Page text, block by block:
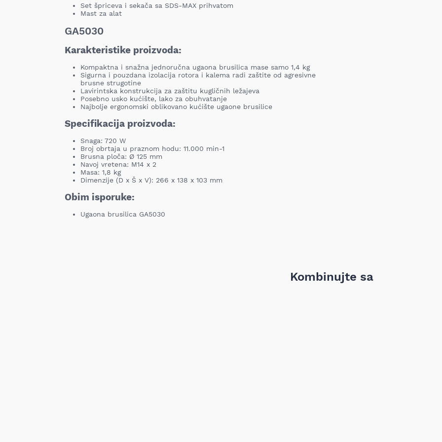
Set špriceva i sekača sa SDS-MAX prihvatom
Mast za alat
GA5030
Karakteristike proizvoda:
Kompaktna i snažna jednoručna ugaona brusilica mase samo 1,4 kg
Sigurna i pouzdana izolacija rotora i kalema radi zaštite od agresivne
brusne strugotine
Lavirintska konstrukcija za zaštitu kugličnih ležajeva
Posebno usko kućište, lako za obuhvatanje
Najbolje ergonomski oblikovano kućište ugaone brusilice
Specifikacija proizvoda:
Snaga: 720 W
Broj obrtaja u praznom hodu: 11.000 min-1
Brusna ploča: Ø 125 mm
Navoj vretena: M14 x 2
Masa: 1,8 kg
Dimenzije (D x Š x V): 266 x 138 x 103 mm
Obim isporuke:
Ugaona brusilica GA5030
Kombinujte sa